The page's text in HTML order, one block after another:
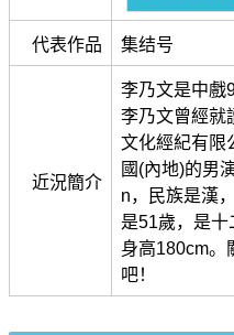
代表作品 集结号
近況簡介
李乃文是中戲
李乃文曾經就
文化經紀有限
國(內地)的男
n，民族是漢
是51歲，是
身高180cm。
吧！